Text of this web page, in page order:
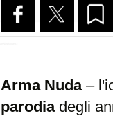
Arma Nuda–
parodiadegli